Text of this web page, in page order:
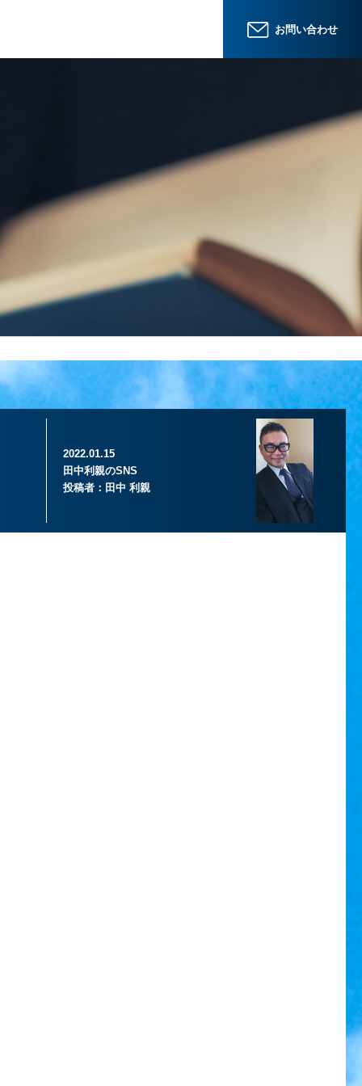
お問い合わせ
2022.01.15
田中利親のSNS
投稿者： 田中 利親